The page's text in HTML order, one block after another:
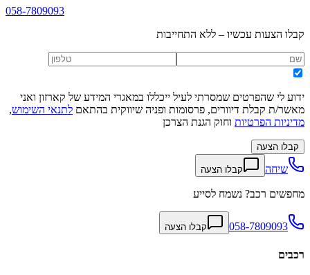
058-7809093
קבלו הצעות עכשיו – ללא התחייבות
ידוע לי שהפרטים שמסרתי לעיל ייכללו במאגרי המידע של קארזון ואני
מאשר/ת קבלת דיוורים, פרסומות ופניה שיווקית בהתאם לתנאי השימוש,
מדיניות הפרטיות וחוק הגנת הצרכן
קבלו הצעה
שיחה קבלו הצעה
מחפשים רכב? נשמח לסייע
058-7809093 קבלו הצעה
רכבים